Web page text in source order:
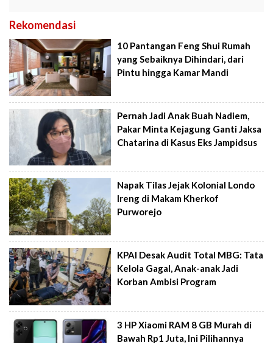
Rekomendasi
10 Pantangan Feng Shui Rumah
yang Sebaiknya Dihindari, dari
Pintu hingga Kamar Mandi
Pernah Jadi Anak Buah Nadiem,
Pakar Minta Kejagung Ganti Jaksa
Chatarina di Kasus Eks Jampidsus
Napak Tilas Jejak Kolonial Londo
Ireng di Makam Kherkof
Purworejo
KPAI Desak Audit Total MBG: Tata
Kelola Gagal, Anak-anak Jadi
Korban Ambisi Program
3 HP Xiaomi RAM 8 GB Murah di
Bawah Rp1 Juta, Ini Pilihannya